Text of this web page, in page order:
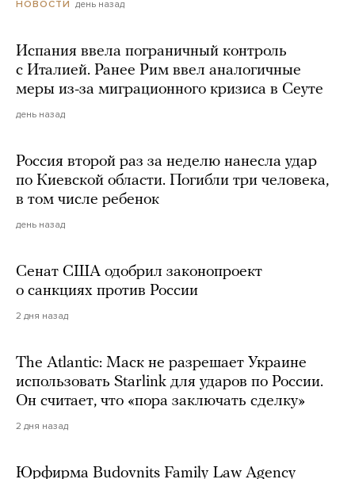
НОВОСТИ день назад
Испания ввела пограничный контроль
с Италией. Ранее Рим ввел аналогичные
меры из-за миграционного кризиса в Сеуте
день назад
Россия второй раз за неделю нанесла удар
по Киевской области. Погибли три человека,
в том числе ребенок
день назад
Сенат США одобрил законопроект
о санкциях против России
2 дня назад
The Atlantic: Маск не разрешает Украине
использовать Starlink для ударов по России.
Он считает, что «пора заключать сделку»
2 дня назад
Юрфирма Budovnits Family Law Agency